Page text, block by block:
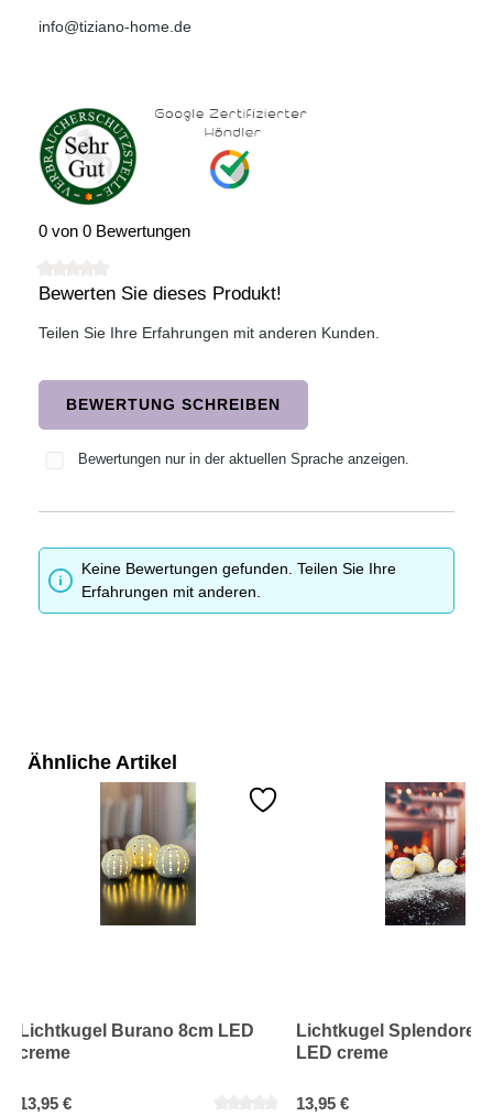
info@tiziano-home.de
0 von 0 Bewertungen
Durchschnittliche Bewertung von 0 von 5 Sternen
Bewerten Sie dieses Produkt!
Teilen Sie Ihre Erfahrungen mit anderen Kunden.
BEWERTUNG SCHREIBEN
Bewertungen nur in der aktuellen Sprache anzeigen.
Keine Bewertungen gefunden. Teilen Sie Ihre
Erfahrungen mit anderen.
Ähnliche Artikel
Lichtkugel Burano 8cm LED
creme
13,95 €
Lichtkugel Splendore
LED creme
13,95 €